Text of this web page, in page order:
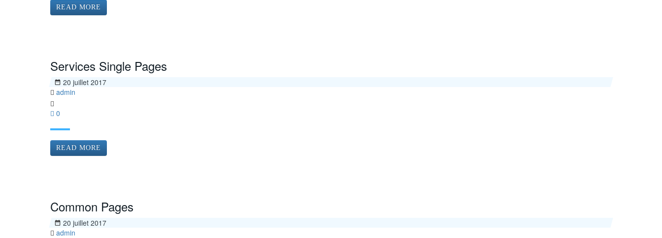
READ MORE
Services Single Pages
20 juillet 2017
admin
0
READ MORE
Common Pages
20 juillet 2017
admin